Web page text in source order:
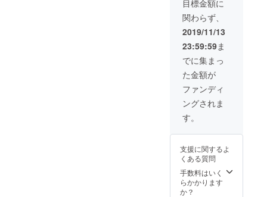
きたア
クセサ
リーと
共にリ
ターン
させて
いただ
きま
す。 ※
画像の
中から
びリ
させて
いただ
きま
す。ク
リエイ
目標金額に
関わらず、
2019/11/13
23:59:59ま
でに集まっ
た金額が
ファンディ
ングされま
す。
支援に関するよ
くある質問
手数料はいく
らかかります
か？